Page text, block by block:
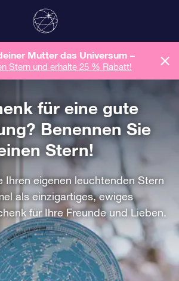
Mutter das Universum –
Stern und erhalte 25 % Rabatt!
für eine gute
Benennen Sie
Stern!
Ihren eigenen leuchtenden Stern
als einzigartiges, ewiges
für Ihre Freunde und Lieben.